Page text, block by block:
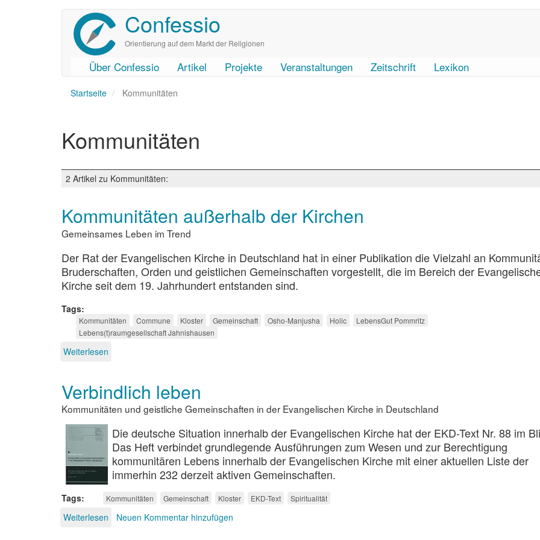
Confessio
Orientierung auf dem Markt der Religionen
User
account
Main
navigation
Über Confessio Artikel Projekte Veranstaltungen Zeitschrift Lexikon
Startseite Kommunitäten
Kommunitäten
2 Artikel zu Kommunitäten:
Kommunitäten außerhalb der Kirchen
Gemeinsames Leben im Trend
Der Rat der Evangelischen Kirche in Deutschland hat in einer Publikation die Vielzahl an
Bruderschaften, Orden und geistlichen Gemeinschaften vorgestellt, die im Bereich der
Kirche seit dem 19. Jahrhundert entstanden sind.
Tags
Kommunitäten Commune Kloster Gemeinschaft Osho-Manjusha Holic
LebensGut Pommritz
Lebens(t)raumgesellschaft Jahnishausen
Weiterlesen
der
Kirchen
Verbindlich leben
Kommunitäten und geistliche Gemeinschaften in der Evangelischen Kirche in Deutschland
Die deutsche Situation innerhalb der Evangelischen Kirche hat der EKD-Text Nr. 88 im
Das Heft verbindet grundlegende Ausführungen zum Wesen und zur Berechtigung
kommunitären Lebens innerhalb der Evangelischen Kirche mit einer aktuellen Liste der
immerhin 232 derzeit aktiven Gemeinschaften.
Tags Kommunitäten Gemeinschaft Kloster EKD-Text Spiritualität
Weiterlesen über
Neuen Kommentar hinzufügen